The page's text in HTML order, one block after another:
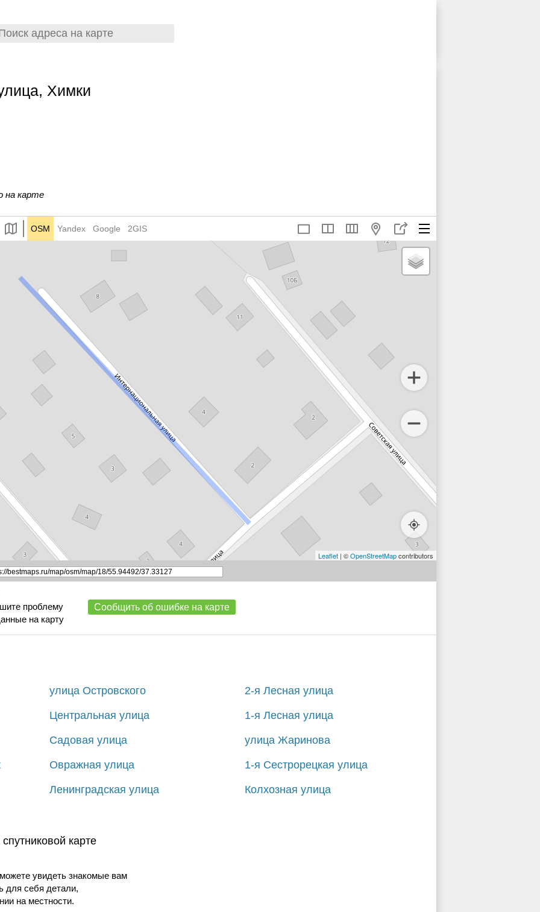
Химки
на карте
OSM Yandex Google 2GIS
Leaflet | ©OpenStreetMapcontributors
проблему
на карту
Сообщить об ошибке на карте
улица Островского 2-я Лесная улица
Центральная улица 1-я Лесная улица
Садовая улица улица Жаринова
Овражная улица 1-я Сестрорецкая улица
Ленинградская улица Колхозная улица
карте
увидеть знакомые вам
для себя детали,
на местности.